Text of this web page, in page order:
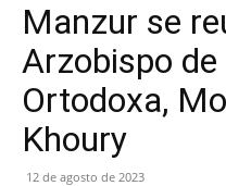
Manzur se
Arzobispo
Ortodoxa,
Khoury
12 de agosto de 2023